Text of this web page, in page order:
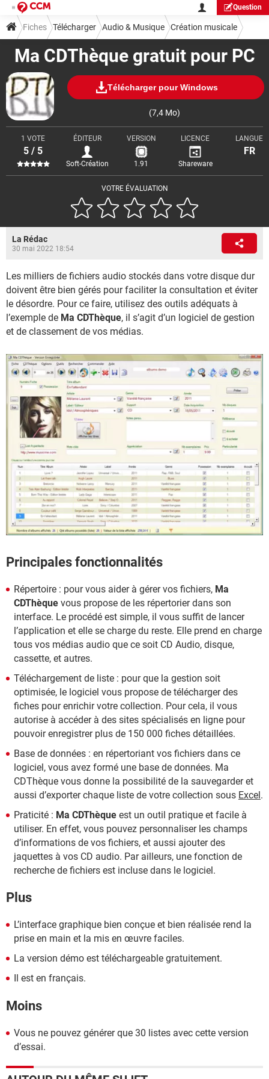
Question
Ma CDThèque gratuit pour PC
Télécharger pour Windows
(7,4 Mo)
VOTRE ÉVALUATION
1 VOTE
5 / 5
ÉDITEUR
Soft-Création
VERSION
1.91
LICENCE
Shareware
LANGUE
FR
Fiches Télécharger Audio & Musique Création musicale
La Rédac
30 mai 2022 18:54
Les milliers de fichiers audio stockés dans votre disque dur
doivent être bien gérés pour faciliter la consultation et éviter
le désordre. Pour ce faire, utilisez des outils adéquats à
l’exemple de Ma CDThèque, il s’agit d’un logiciel de gestion
et de classement de vos médias.
Principales fonctionnalités
Répertoire : pour vous aider à gérer vos fichiers, Ma
CDThèque vous propose de les répertorier dans son
interface. Le procédé est simple, il vous suffit de lancer
l’application et elle se charge du reste. Elle prend en charge
tous vos médias audio que ce soit CD Audio, disque,
cassette, et autres.
Téléchargement de liste : pour que la gestion soit
optimisée, le logiciel vous propose de télécharger des
fiches pour enrichir votre collection. Pour cela, il vous
autorise à accéder à des sites spécialisés en ligne pour
pouvoir enregistrer plus de 150 000 fiches détaillées.
Base de données : en répertoriant vos fichiers dans ce
logiciel, vous avez formé une base de données. Ma
CDThèque vous donne la possibilité de la sauvegarder et
aussi d’exporter chaque liste de votre collection sous Excel.
Praticité : Ma CDThèque est un outil pratique et facile à
utiliser. En effet, vous pouvez personnaliser les champs
d’informations de vos fichiers, et aussi ajouter des
jaquettes à vos CD audio. Par ailleurs, une fonction de
recherche de fichiers est incluse dans le logiciel.
Plus
L’interface graphique bien conçue et bien réalisée rend la
prise en main et la mis en œuvre faciles.
La version démo est téléchargeable gratuitement.
Il est en français.
Moins
Vous ne pouvez générer que 30 listes avec cette version
d’essai.